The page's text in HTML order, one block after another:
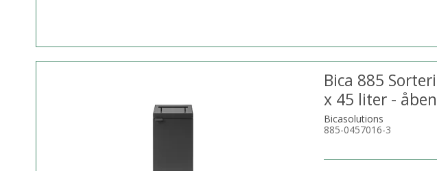
Bica 885
x 45 liter -
Bicasolutions
885-0457016-3